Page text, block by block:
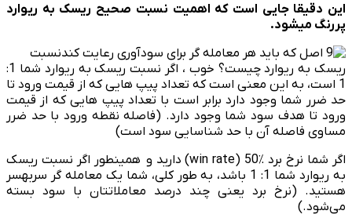
این دقیقا جایی است که اهمیت نسبت صحیح ریسک به ریوارد
پررنگ می­شود.
نسبت
ریسک به ریوارد چیست؟ خوب ، اگر نسبت ریسک به ریوارد شما 1:
1 است، به این معنی است که تعداد پیپ هایی که از قیمت ورود تا
حد ضرر شما وجود دارد برابر است با تعداد پیپ هایی که از قیمت
ورود تا هدف سود شما وجود دارد. (فاصله نقطه ورود با حد ضرر
مساوی فاصله آن با حد شناسایی سود است)
اگر شما نرخ برد win rate) 50٪) دارید و همین­طور اگر نسبت ریسک
به ریوارد شما 1: 1 باشد، به طور کلی، شما یک معامله گر سربه­سر
هستید. (نرخ برد یعنی چند درصد معاملاتتان با سود بسته
می‌شود.)